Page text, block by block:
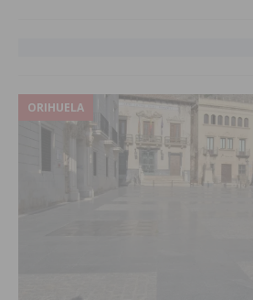
ORIHUELA